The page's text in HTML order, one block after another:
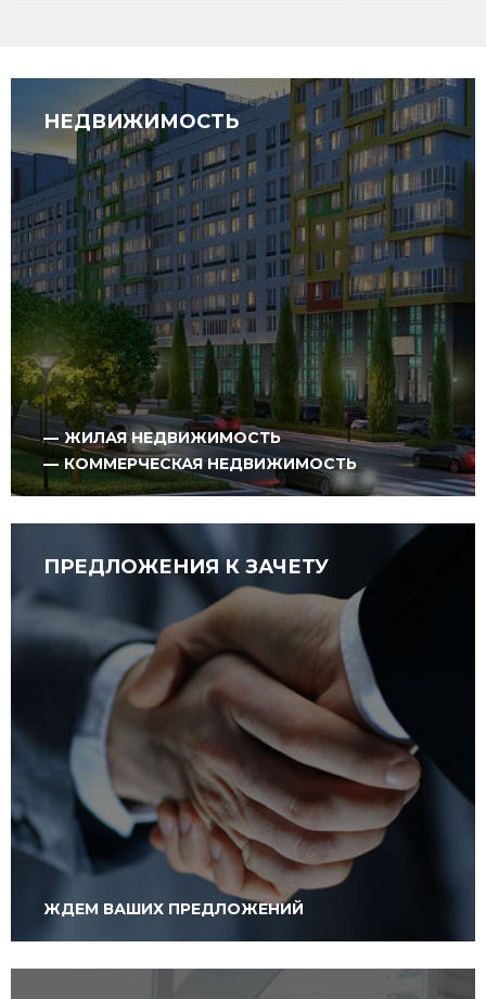
НЕДВИЖИМОСТЬ
ЖИЛАЯ НЕДВИЖИМОСТЬ
КОММЕРЧЕСКАЯ НЕДВИЖИМОСТЬ
ПРЕДЛОЖЕНИЯ К ЗАЧЕТУ
ЖДЕМ ВАШИХ ПРЕДЛОЖЕНИЙ